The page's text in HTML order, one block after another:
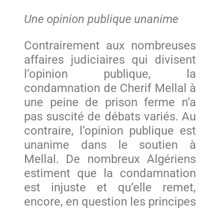
Une opinion publique unanime
Contrairement aux nombreuses
affaires judiciaires qui divisent
l’opinion publique, la
condamnation de Cherif Mellal à
une peine de prison ferme n’a
pas suscité de débats variés. Au
contraire, l’opinion publique est
unanime dans le soutien à
Mellal. De nombreux Algériens
estiment que la condamnation
est injuste et qu’elle remet,
encore, en question les principes